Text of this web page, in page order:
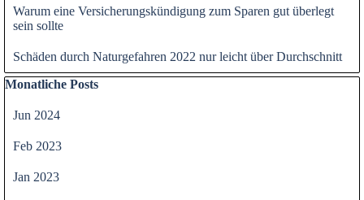
Warum eine Versicherungskündigung zum Sparen gut überlegt
sein sollte
Schäden durch Naturgefahren 2022 nur leicht über Durchschnitt
Block überspringen Monatliche Posts
Monatliche Posts
Jun 2024
Feb 2023
Jan 2023